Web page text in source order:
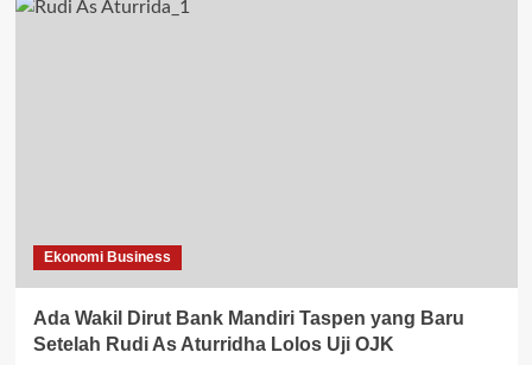
Ekonomi Business
Ada Wakil Dirut Bank Mandiri Taspen yang Baru
Setelah Rudi As Aturridha Lolos Uji OJK